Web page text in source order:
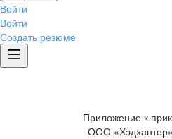
Войти
Войти
Создать резюме
Приложение к
ООО